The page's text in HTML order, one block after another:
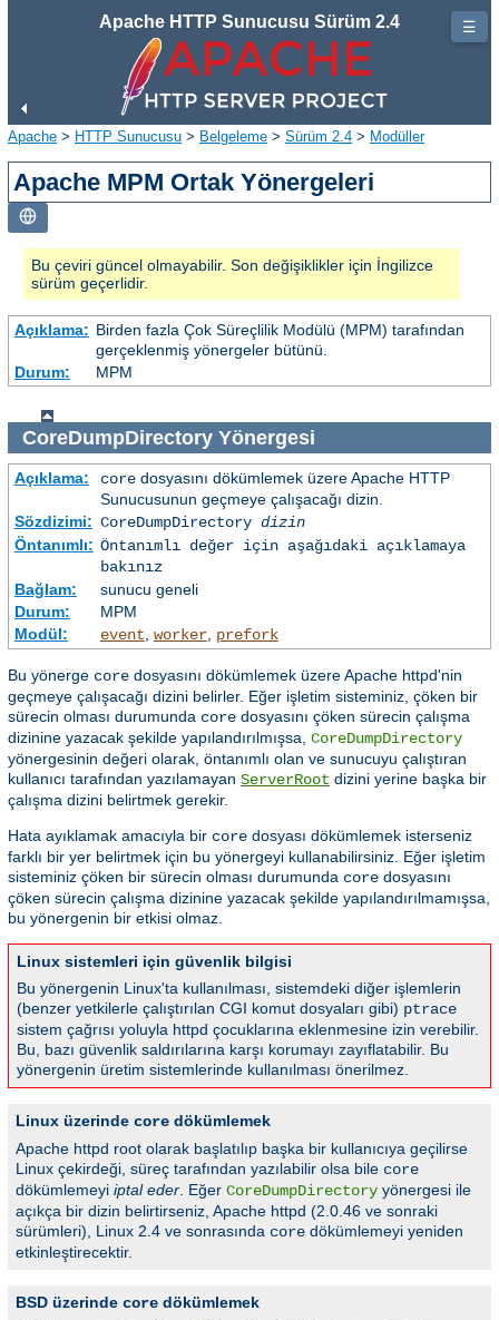
Apache HTTP Sunucusu Sürüm 2.4
Apache > HTTP Sunucusu > Belgeleme > Sürüm 2.4 > Modüller
Apache MPM Ortak Yönergeleri
Bu çeviri güncel olmayabilir. Son değişiklikler için İngilizce
sürüm geçerlidir.
Açıklama: Birden fazla Çok Süreçlilik Modülü (MPM) tarafından
gerçeklenmiş yönergeler bütünü.
Durum:
MPM
CoreDumpDirectoryYönergesi
Açıklama: coredosyasını dökümlemek üzere Apache HTTP
Sunucusunun geçmeye çalışacağı dizin.
Sözdizimi: CoreDumpDirectory dizin
Öntanımlı: Öntanımlı değer için aşağıdaki açıklamaya
bakınız
Bağlam:
sunucu geneli
Durum:
MPM
Modül:
event worker, prefork
Bu yönerge core dosyasını dökümlemek üzere Apache httpd'nin
geçmeye çalışacağı dizini belirler. Eğer işletim sisteminiz, çöken bir
sürecin olması durumunda core dosyasını çöken sürecin çalışma
dizinine yazacak şekilde yapılandırılmışsa, CoreDumpDirectory
yönergesinin değeri olarak, öntanımlı olan ve sunucuyu çalıştıran
kullanıcı tarafından yazılamayan ServerRoot dizini yerine başka bir
çalışma dizini belirtmek gerekir.
Hata ayıklamak amacıyla bir core dosyası dökümlemek isterseniz
farklı bir yer belirtmek için bu yönergeyi kullanabilirsiniz. Eğer işletim
sisteminiz çöken bir sürecin olması durumunda core dosyasını
çöken sürecin çalışma dizinine yazacak şekilde yapılandırılmamışsa,
bu yönergenin bir etkisi olmaz.
Linux sistemleri için güvenlik bilgisi
Bu yönergenin Linux'ta kullanılması, sistemdeki diğer işlemlerin
(benzer yetkilerle çalıştırılan CGI komut dosyaları gibi) ptrace
sistem çağrısı yoluyla httpd çocuklarına eklenmesine izin verebilir.
Bu, bazı güvenlik saldırılarına karşı korumayı zayıflatabilir. Bu
yönergenin üretim sistemlerinde kullanılması önerilmez.
Linux üzerinde core dökümlemek
Apache httpd root olarak başlatılıp başka bir kullanıcıya geçilirse
Linux çekirdeği, süreç tarafından yazılabilir olsa bile core
dökümlemeyi iptal eder . Eğer CoreDumpDirectory yönergesi ile
açıkça bir dizin belirtirseniz, Apache httpd (2.0.46 ve sonraki
sürümleri), Linux 2.4 ve sonrasında core dökümlemeyi yeniden
etkinleştirecektir.
BSD üzerinde core dökümlemek
☰